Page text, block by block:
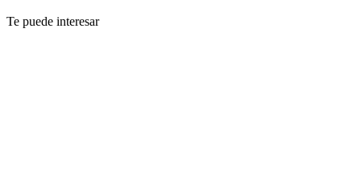
Te puede interesar